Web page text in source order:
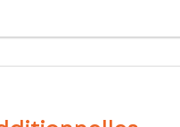
trois chambres et un